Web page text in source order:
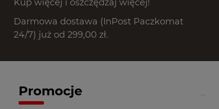
Kup więcej i oszczędzaj więcej!
Darmowa dostawa (InPost Paczkomat
24/7) już od 299,00 zł.
Promocje